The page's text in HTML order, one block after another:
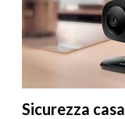
Sicurezza casa